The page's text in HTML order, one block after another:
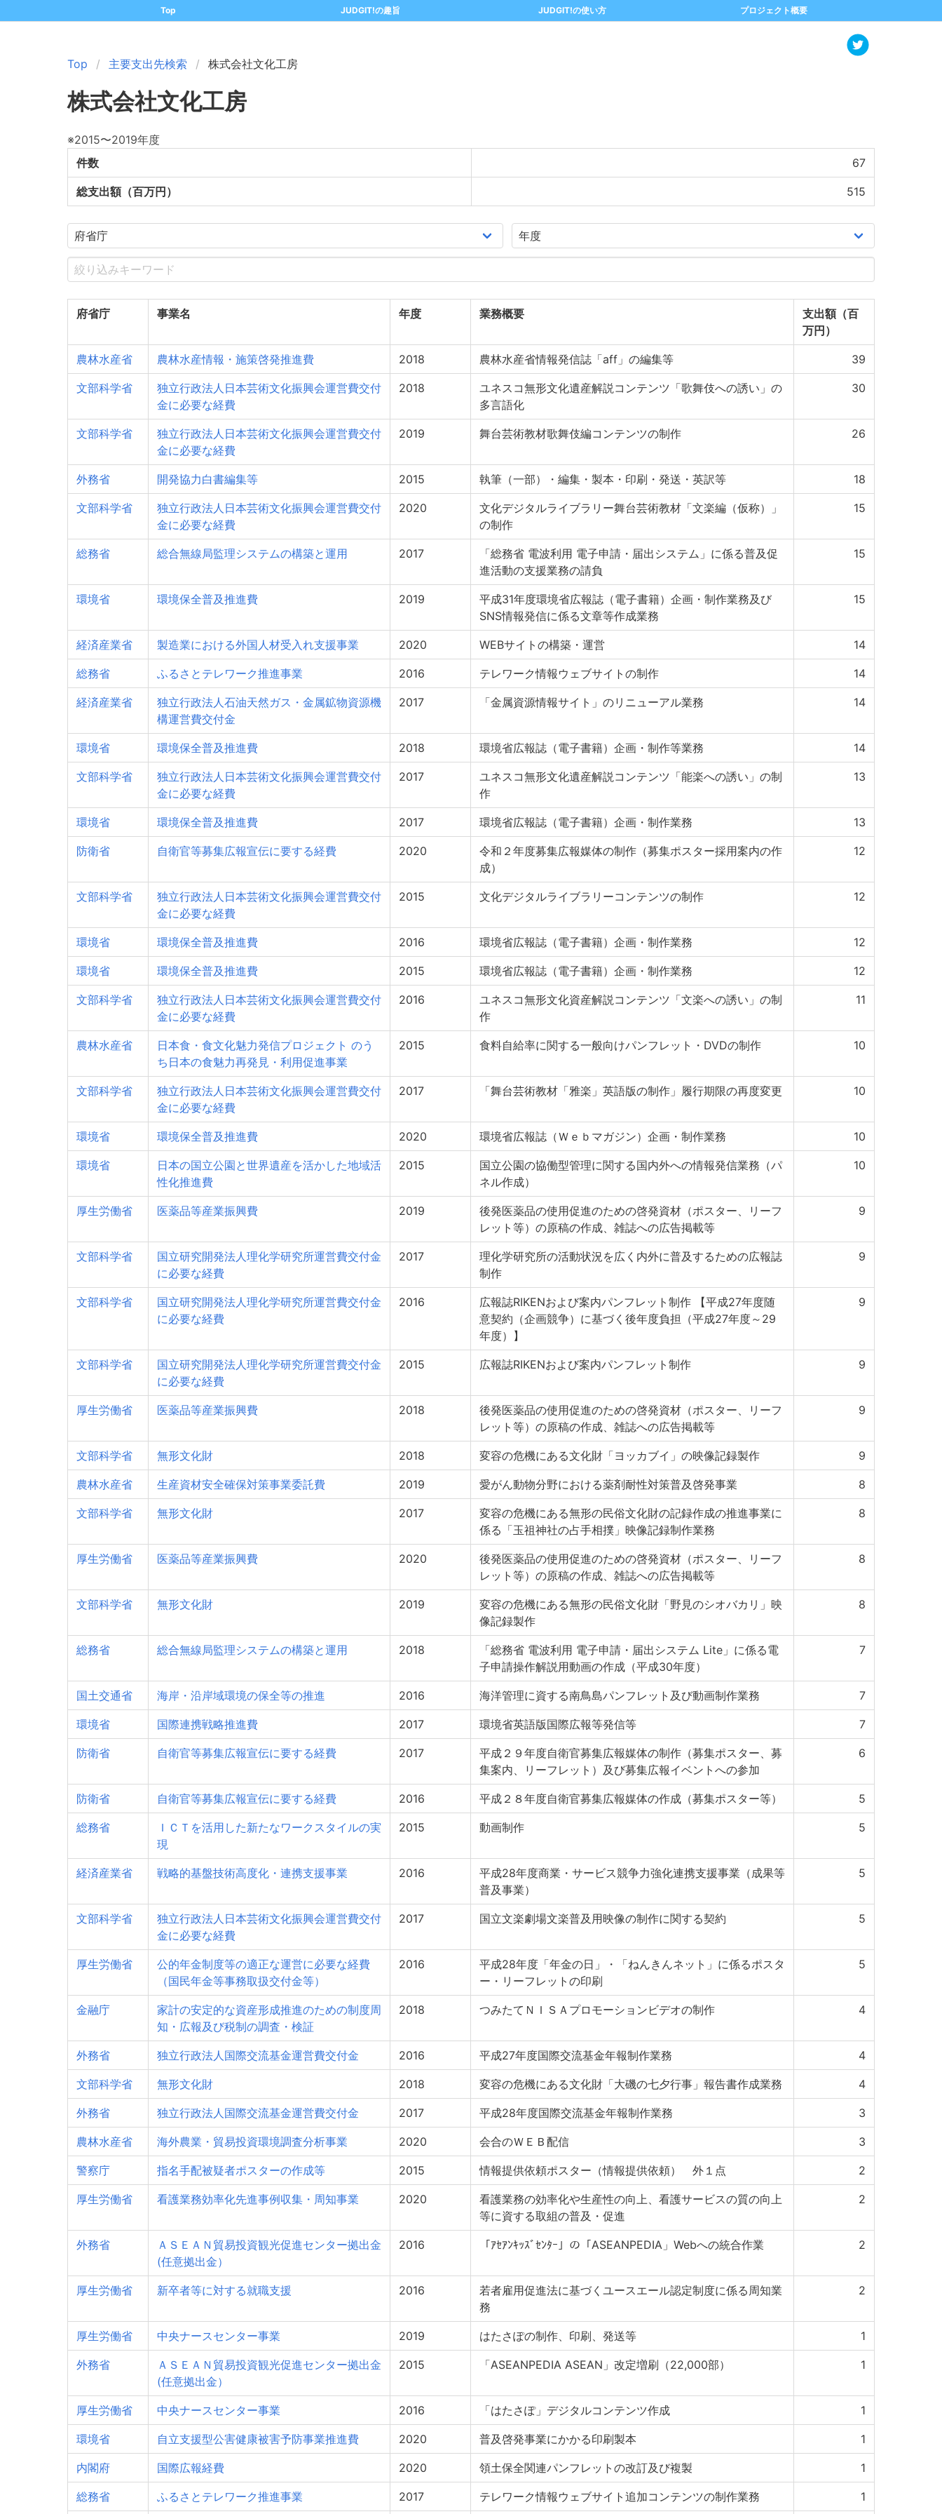
Top JUDGIT!の趣旨 JUDGIT!の使い方 プロジェクト概要
Top 主要支出先検索 株式会社文化工房
株式会社文化工房
※2015〜2019年度
件数
67
総支出額（百万円） 515
府省庁 事業名 年度 業務概要
支出額（百
万円）
農林水産省 農林水産情報・施策啓発推進費 2018 農林水産省情報発信誌「aff」の編集等 39
文部科学省
独立行政法人日本芸術文化振興会運営費交付
金に必要な経費
2018
ユネスコ無形文化遺産解説コンテンツ「歌舞伎への誘い」の
多言語化
30
文部科学省
独立行政法人日本芸術文化振興会運営費交付
金に必要な経費
2019 舞台芸術教材歌舞伎編コンテンツの制作 26
外務省 開発協力白書編集等 2015 執筆（一部）・編集・製本・印刷・発送・英訳等 18
文部科学省
独立行政法人日本芸術文化振興会運営費交付
金に必要な経費
2020
文化デジタルライブラリー舞台芸術教材「文楽編（仮称）」
の制作
15
総務省 総合無線局監理システムの構築と運用 2017
「総務省 電波利用 電子申請・届出システム」に係る普及促
進活動の支援業務の請負
15
環境省 環境保全普及推進費 2019
平成31年度環境省広報誌（電子書籍）企画・制作業務及び
SNS情報発信に係る文章等作成業務
15
経済産業省 製造業における外国人材受入れ支援事業 2020 WEBサイトの構築・運営 14
総務省 ふるさとテレワーク推進事業 2016 テレワーク情報ウェブサイトの制作 14
経済産業省
独立行政法人石油天然ガス・金属鉱物資源機
構運営費交付金
2017 「金属資源情報サイト」のリニューアル業務 14
環境省 環境保全普及推進費 2018 環境省広報誌（電子書籍）企画・制作等業務 14
文部科学省
独立行政法人日本芸術文化振興会運営費交付
金に必要な経費
2017
ユネスコ無形文化遺産解説コンテンツ「能楽への誘い」の制
作
13
環境省 環境保全普及推進費 2017 環境省広報誌（電子書籍）企画・制作業務 13
防衛省 自衛官等募集広報宣伝に要する経費 2020
令和２年度募集広報媒体の制作（募集ポスター採用案内の作
成）
12
文部科学省
独立行政法人日本芸術文化振興会運営費交付
金に必要な経費
2015 文化デジタルライブラリーコンテンツの制作 12
環境省 環境保全普及推進費 2016 環境省広報誌（電子書籍）企画・制作業務 12
環境省 環境保全普及推進費 2015 環境省広報誌（電子書籍）企画・制作業務 12
文部科学省
独立行政法人日本芸術文化振興会運営費交付
金に必要な経費
2016
ユネスコ無形文化資産解説コンテンツ「文楽への誘い」の制
作
11
農林水産省
日本食・食文化魅力発信プロジェクト のう
ち日本の食魅力再発見・利用促進事業
2015 食料自給率に関する一般向けパンフレット・DVDの制作 10
文部科学省
独立行政法人日本芸術文化振興会運営費交付
金に必要な経費
2017 「舞台芸術教材「雅楽」英語版の制作」履行期限の再度変更 10
環境省 環境保全普及推進費 2020 環境省広報誌（Ｗｅｂマガジン）企画・制作業務 10
環境省
日本の国立公園と世界遺産を活かした地域活
性化推進費
2015
国立公園の協働型管理に関する国内外への情報発信業務（パ
ネル作成）
10
厚生労働省 医薬品等産業振興費 2019
後発医薬品の使用促進のための啓発資材（ポスター、リーフ
レット等）の原稿の作成、雑誌への広告掲載等
9
文部科学省
国立研究開発法人理化学研究所運営費交付金
に必要な経費
2017
理化学研究所の活動状況を広く内外に普及するための広報誌
制作
9
文部科学省
国立研究開発法人理化学研究所運営費交付金
に必要な経費
2016
広報誌RIKENおよび案内パンフレット制作 【平成27年度随
意契約（企画競争）に基づく後年度負担（平成27年度～29
年度）】
9
文部科学省
国立研究開発法人理化学研究所運営費交付金
に必要な経費
2015 広報誌RIKENおよび案内パンフレット制作 9
厚生労働省 医薬品等産業振興費 2018
後発医薬品の使用促進のための啓発資材（ポスター、リーフ
レット等）の原稿の作成、雑誌への広告掲載等
9
文部科学省 無形文化財 2018 変容の危機にある文化財「ヨッカブイ」の映像記録製作 9
農林水産省 生産資材安全確保対策事業委託費 2019 愛がん動物分野における薬剤耐性対策普及啓発事業 8
文部科学省 無形文化財 2017
変容の危機にある無形の民俗文化財の記録作成の推進事業に
係る「玉祖神社の占手相撲」映像記録制作業務
8
厚生労働省 医薬品等産業振興費 2020
後発医薬品の使用促進のための啓発資材（ポスター、リーフ
レット等）の原稿の作成、雑誌への広告掲載等
8
文部科学省 無形文化財 2019
変容の危機にある無形の民俗文化財「野見のシオバカリ」映
像記録製作
8
総務省 総合無線局監理システムの構築と運用 2018
「総務省 電波利用 電子申請・届出システム Lite」に係る電
子申請操作解説用動画の作成（平成30年度）
7
国土交通省 海岸・沿岸域環境の保全等の推進 2016 海洋管理に資する南鳥島パンフレット及び動画制作業務 7
環境省 国際連携戦略推進費 2017 環境省英語版国際広報等発信等 7
防衛省 自衛官等募集広報宣伝に要する経費 2017
平成２９年度自衛官募集広報媒体の制作（募集ポスター、募
集案内、リーフレット）及び募集広報イベントへの参加
6
防衛省 自衛官等募集広報宣伝に要する経費 2016 平成２８年度自衛官募集広報媒体の作成（募集ポスター等） 5
総務省
ＩＣＴを活用した新たなワークスタイルの実
現
2015 動画制作 5
経済産業省 戦略的基盤技術高度化・連携支援事業 2016
平成28年度商業・サービス競争力強化連携支援事業（成果等
普及事業）
5
文部科学省
独立行政法人日本芸術文化振興会運営費交付
金に必要な経費
2017 国立文楽劇場文楽普及用映像の制作に関する契約 5
厚生労働省
公的年金制度等の適正な運営に必要な経費
（国民年金等事務取扱交付金等）
2016
平成28年度「年金の日」・「ねんきんネット」に係るポスタ
ー・リーフレットの印刷
5
金融庁
家計の安定的な資産形成推進のための制度周
知・広報及び税制の調査・検証
2018 つみたてＮＩＳＡプロモーションビデオの制作 4
外務省 独立行政法人国際交流基金運営費交付金 2016 平成27年度国際交流基金年報制作業務 4
文部科学省 無形文化財 2018 変容の危機にある文化財「大磯の七夕行事」報告書作成業務 4
外務省 独立行政法人国際交流基金運営費交付金 2017 平成28年度国際交流基金年報制作業務 3
農林水産省 海外農業・貿易投資環境調査分析事業 2020 会合のＷＥＢ配信 3
警察庁 指名手配被疑者ポスターの作成等 2015 情報提供依頼ポスター（情報提供依頼） 外１点 2
厚生労働省 看護業務効率化先進事例収集・周知事業 2020
看護業務の効率化や生産性の向上、看護サービスの質の向上
等に資する取組の普及・促進
2
外務省
ＡＳＥＡＮ貿易投資観光促進センター拠出金
(任意拠出金）
2016 「ｱｾｱﾝｷｯｽﾞｾﾝﾀｰ」の「ASEANPEDIA」Webへの統合作業 2
厚生労働省 新卒者等に対する就職支援 2016
若者雇用促進法に基づくユースエール認定制度に係る周知業
務
2
厚生労働省 中央ナースセンター事業 2019 はたさぽの制作、印刷、発送等 1
外務省
ＡＳＥＡＮ貿易投資観光促進センター拠出金
(任意拠出金）
2015 「ASEANPEDIA ASEAN」改定増刷（22,000部） 1
厚生労働省 中央ナースセンター事業 2016 「はたさぽ」デジタルコンテンツ作成 1
環境省 自立支援型公害健康被害予防事業推進費 2020 普及啓発事業にかかる印刷製本 1
内閣府 国際広報経費 2020 領土保全関連パンフレットの改訂及び複製 1
総務省 ふるさとテレワーク推進事業 2017 テレワーク情報ウェブサイト追加コンテンツの制作業務 1